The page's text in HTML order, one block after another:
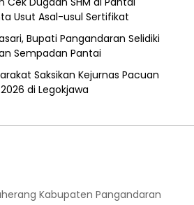
Usut Asal-usul Sertifikat
Bupati Pangandaran Selidiki
Sempadan Pantai
Saksikan Kejurnas Pacuan
di Legokjawa
Kabupaten Pangandaran